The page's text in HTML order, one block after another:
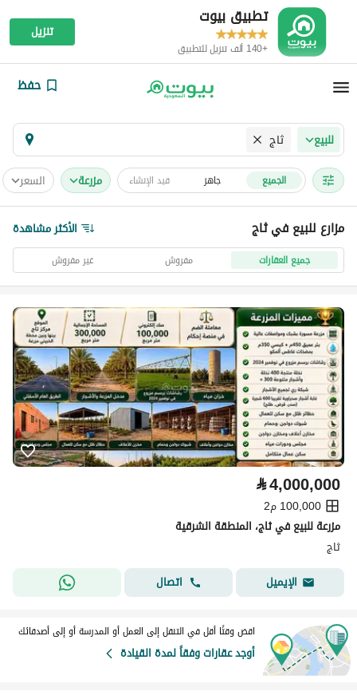
تطبيق بيوت
+140 ألف تنزيل للتطبيق
تنزيل
حفظ
للبيع ثاج
الجميع جاهز قيد الإنشاء مزرعة السعر
مزارع للبيع في ثاج الأكثر مشاهدة
جميع العقارات مفروش غير مفروش
⃁4,000,000
100,000 م2
مزرعة للبيع في ثاج، المنطقة الشرقية
ثاج
الإيميل
اتصال
اقض وقتًا أقل في التنقل إلى العمل أو المدرسة أو إلى أصدقائك
أوجد عقارات وفقاً لمدة القيادة